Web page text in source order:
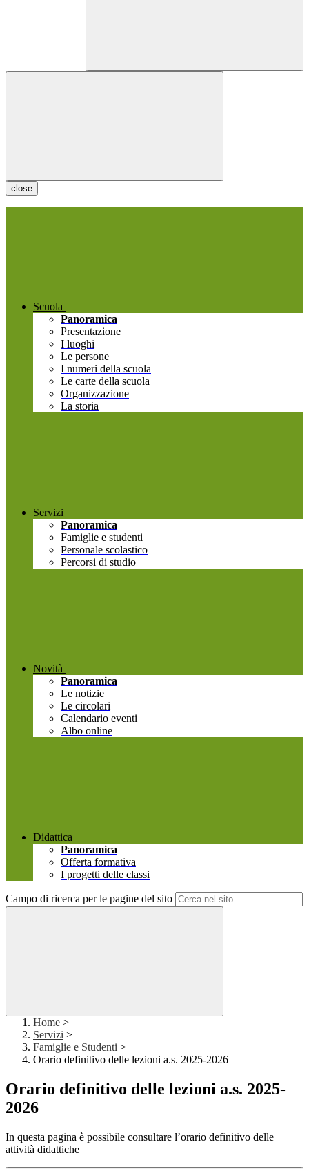
close
Scuola
Panoramica
Presentazione
I luoghi
Le persone
I numeri della scuola
Le carte della scuola
Organizzazione
La storia
Servizi
Panoramica
Famiglie e studenti
Personale scolastico
Percorsi di studio
Novità
Panoramica
Le notizie
Le circolari
Calendario eventi
Albo online
Didattica
Panoramica
Offerta formativa
I progetti delle classi
Campo di ricerca per le pagine del sito
Home >
Servizi >
Famiglie e Studenti >
Orario definitivo delle lezioni a.s. 2025-2026
Orario definitivo delle lezioni a.s. 2025-
2026
In questa pagina è possibile consultare l’orario definitivo delle
attività didattiche